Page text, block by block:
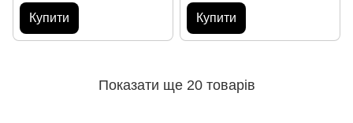
Купити Купити
Показати ще 20 товарів